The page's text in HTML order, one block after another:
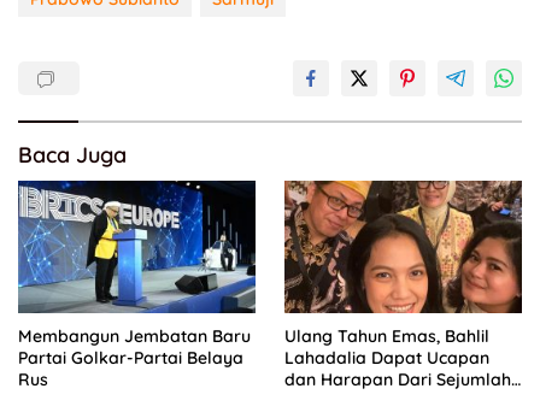
Baca Juga
Membangun Jembatan Baru
Partai Golkar-Partai Belaya
Rus
Ulang Tahun Emas, Bahlil
Lahadalia Dapat Ucapan
dan Harapan Dari Sejumlah